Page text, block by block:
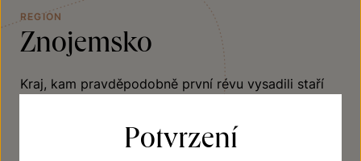
REGION
Znojemsko
Kraj, kam pravděpodobně první révu vysadili staří
a královské tabule. Kraj, kde se slunci nechce každý
Potvrzení